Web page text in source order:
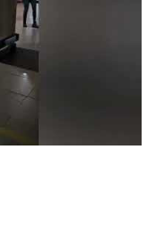
Seu objetivo é
a linha editorial.
essa função
o trabalho de